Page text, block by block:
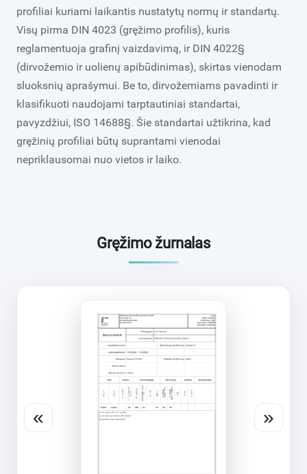
profiliai kuriami laikantis nustatytų normų ir standartų.
Visų pirma DIN 4023 (gręžimo profilis), kuris
reglamentuoja grafinį vaizdavimą, ir DIN 4022§
(dirvožemio ir uolienų apibūdinimas), skirtas vienodam
sluoksnių aprašymui. Be to, dirvožemiams pavadinti ir
klasifikuoti naudojami tarptautiniai standartai,
pavyzdžiui, ISO 14688§. Šie standartai užtikrina, kad
gręžinių profiliai būtų suprantami vienodai
nepriklausomai nuo vietos ir laiko.
Gręžimo žurnalas
« »